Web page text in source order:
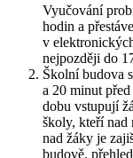
Vyučování
hodin a
v
nejpozději do
Školní budova
a 20 minut
dobu vstupují
školy, kteří
nad žáky je
budově,